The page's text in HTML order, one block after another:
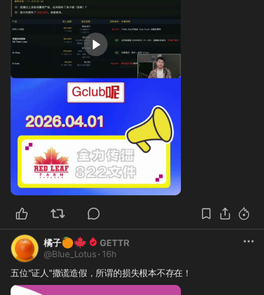
1:57
橘子🍊🍁
@Blue_Lotus · 16h
五位"证人"撒谎造假，所谓的损失根本不存在！